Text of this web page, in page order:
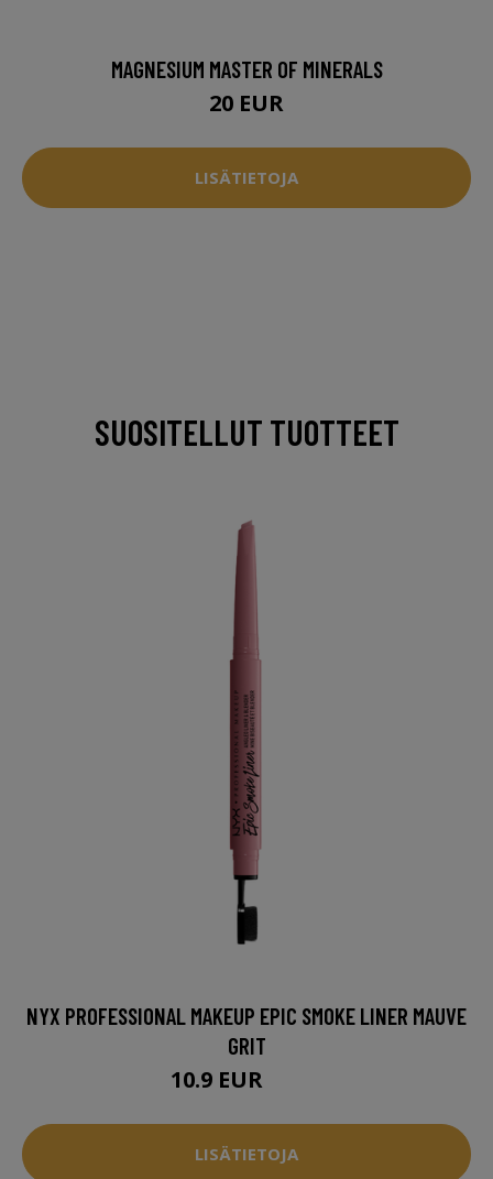
MAGNESIUM MASTER OF MINERALS
20 EUR
LISÄTIETOJA
SUOSITELLUT TUOTTEET
NYX PROFESSIONAL MAKEUP EPIC SMOKE LINER MAUVE
GRIT
10.9 EUR
LISÄTIETOJA